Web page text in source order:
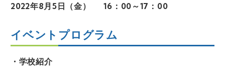
2022年8月5日（金） 16：00～17：00
イベントプログラム
・学校紹介